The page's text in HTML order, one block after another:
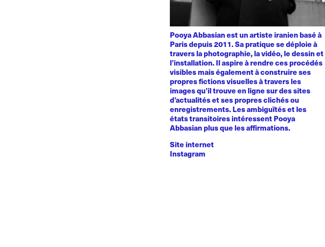
Pooya Abbasian est un artiste iranien basé à
Paris depuis 2011. Sa pratique se déploie à
travers la photographie, la vidéo, le dessin et
l’installation. Il aspire à rendre ces procédés
visibles mais également à construire ses
propres fictions visuelles à travers les
images qu’il trouve en ligne sur des sites
d’actualités et ses propres clichés ou
enregistrements. Les ambiguïtés et les
états transitoires intéressent Pooya
Abbasian plus que les affirmations.
Site internet
Instagram